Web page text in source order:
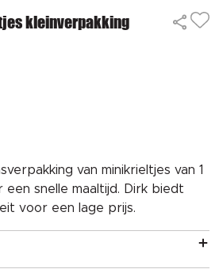
kleinverpakking
van minikrieltjes van 1
een snelle maaltijd. Dirk biedt
voor een lage prijs.